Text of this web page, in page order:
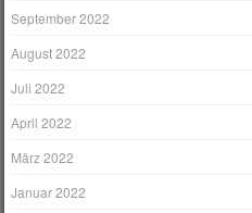
September 2022
August 2022
Juli 2022
April 2022
März 2022
Januar 2022